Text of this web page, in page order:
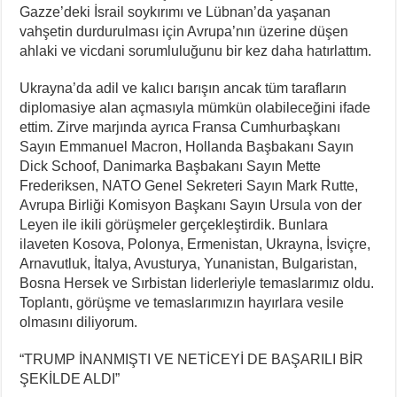
Gazze’deki İsrail soykırımı ve Lübnan’da yaşanan
vahşetin durdurulması için Avrupa’nın üzerine düşen
ahlaki ve vicdani sorumluluğunu bir kez daha hatırlattım.
Ukrayna’da adil ve kalıcı barışın ancak tüm tarafların
diplomasiye alan açmasıyla mümkün olabileceğini ifade
ettim. Zirve marjında ayrıca Fransa Cumhurbaşkanı
Sayın Emmanuel Macron, Hollanda Başbakanı Sayın
Dick Schoof, Danimarka Başbakanı Sayın Mette
Frederiksen, NATO Genel Sekreteri Sayın Mark Rutte,
Avrupa Birliği Komisyon Başkanı Sayın Ursula von der
Leyen ile ikili görüşmeler gerçekleştirdik. Bunlara
ilaveten Kosova, Polonya, Ermenistan, Ukrayna, İsviçre,
Arnavutluk, İtalya, Avusturya, Yunanistan, Bulgaristan,
Bosna Hersek ve Sırbistan liderleriyle temaslarımız oldu.
Toplantı, görüşme ve temaslarımızın hayırlara vesile
olmasını diliyorum.
“TRUMP İNANMIŞTI VE NETİCEYİ DE BAŞARILI BİR
ŞEKİLDE ALDI”